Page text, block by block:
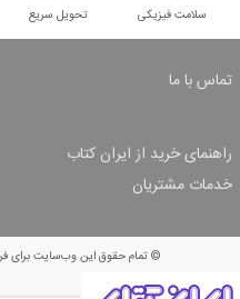
سلامت فیزیکی تحویل سریع
تماس با ما
راهنمای خرید از ایران کتاب
ثبت سفارش
شرایط ارسال سفارش
شیوه پرداخت
تخفیف‌های خرید
خدمات مشتریان
© تمام حقوق این وب‌سایت برای